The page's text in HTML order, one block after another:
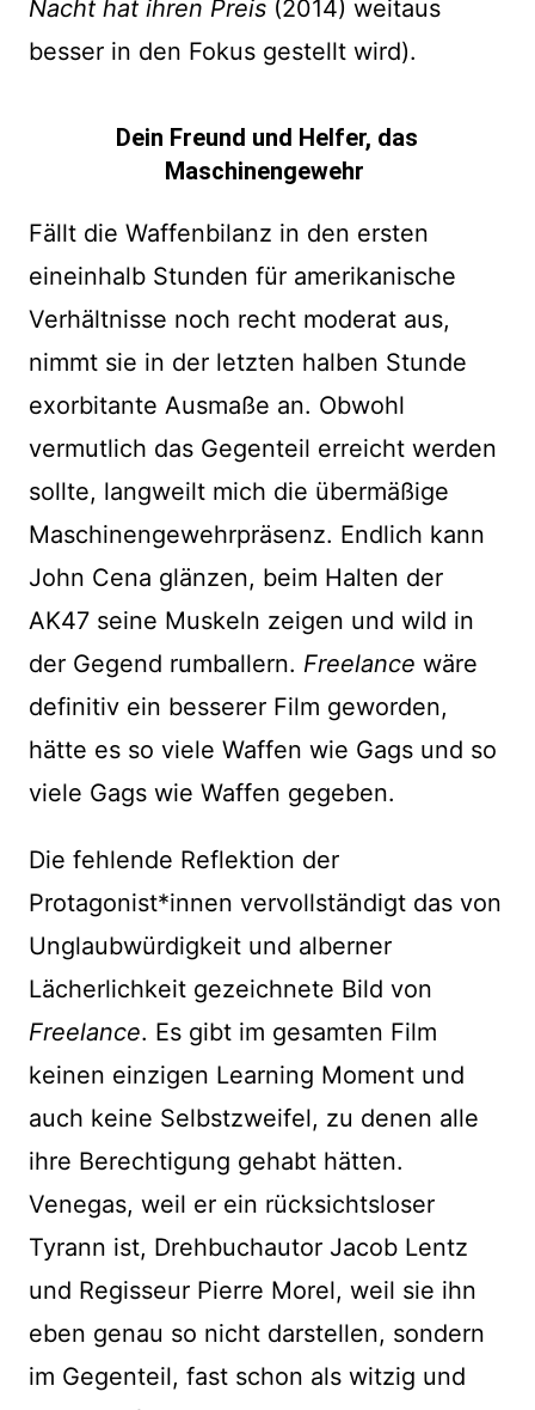
Nacht hat ihren Preis(2014) weitaus
besser in den Fokus gestellt wird).
Dein Freund und Helfer, das
Maschinengewehr
Fällt die Waffenbilanz in den ersten
eineinhalb Stunden für amerikanische
Verhältnisse noch recht moderat aus,
nimmt sie in der letzten halben Stunde
exorbitante Ausmaße an. Obwohl
vermutlich das Gegenteil erreicht werden
sollte, langweilt mich die übermäßige
Maschinengewehrpräsenz. Endlich kann
John Cena glänzen, beim Halten der
AK47 seine Muskeln zeigen und wild in
der Gegend rumballern. Freelance wäre
definitiv ein besserer Film geworden,
hätte es so viele Waffen wie Gags und so
viele Gags wie Waffen gegeben.
Die fehlende Reflektion der
Protagonist*innen vervollständigt das von
Unglaubwürdigkeit und alberner
Lächerlichkeit gezeichnete Bild von
Freelance. Es gibt im gesamten Film
keinen einzigen Learning Moment und
auch keine Selbstzweifel, zu denen alle
ihre Berechtigung gehabt hätten.
Venegas, weil er ein rücksichtsloser
Tyrann ist, Drehbuchautor Jacob Lentz
und Regisseur Pierre Morel, weil sie ihn
eben genau so nicht darstellen, sondern
im Gegenteil, fast schon als witzig und